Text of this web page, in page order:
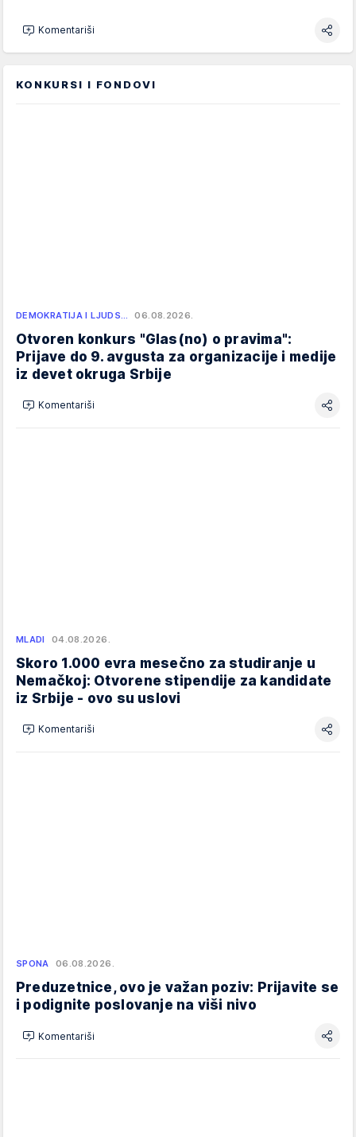
Komentariši
KONKURSI I FONDOVI
DEMOKRATIJA I LJUDS… 06.08.2026.
Otvoren konkurs "Glas(no) o pravima":
Prijave do 9. avgusta za organizacije i medije
iz devet okruga Srbije
Komentariši
MLADI 04.08.2026.
Skoro 1.000 evra mesečno za studiranje u
Nemačkoj: Otvorene stipendije za kandidate
iz Srbije - ovo su uslovi
Komentariši
SPONA 06.08.2026.
Preduzetnice, ovo je važan poziv: Prijavite se
i podignite poslovanje na viši nivo
Komentariši